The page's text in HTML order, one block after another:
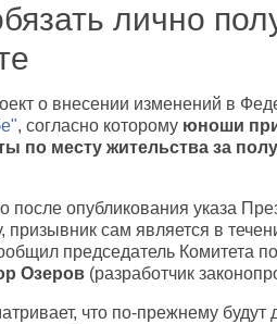
лично
о внесении изменений в
, согласно которому юноши
по месту жительства за
после опубликования указа
сам является в
председатель Комитета
Озеров (разработчик
что по-прежнему будут